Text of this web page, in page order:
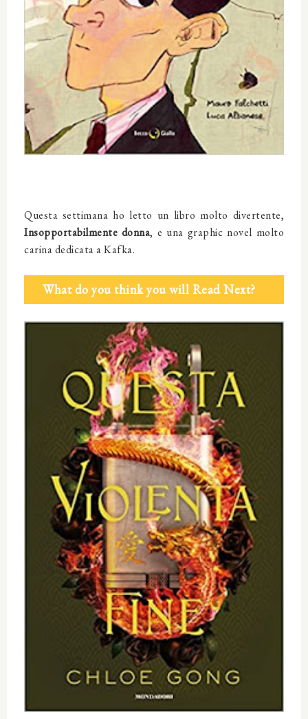
Questa settimana ho letto un libro molto divertente,
Insopportabilmente donna, e una graphic novel molto
carina dedicata a Kafka.
What do you think you will Read Next?